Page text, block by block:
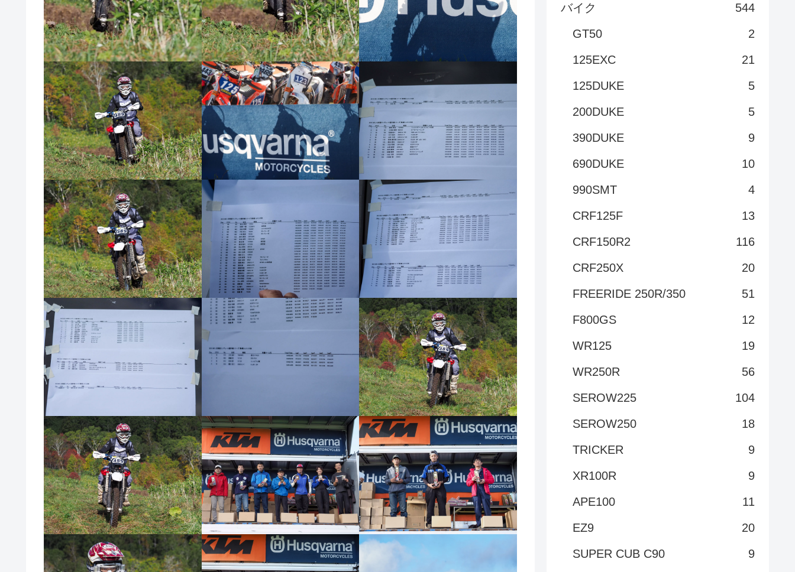
バイク
544
GT50
2
125EXC
21
125DUKE
5
200DUKE
5
390DUKE
9
690DUKE
10
990SMT
4
CRF125F
13
CRF150R2
116
CRF250X
20
FREERIDE 250R/350
51
F800GS
12
WR125
19
WR250R
56
SEROW225
104
SEROW250
18
TRICKER
9
XR100R
9
APE100
11
EZ9
20
SUPER CUB C90
9